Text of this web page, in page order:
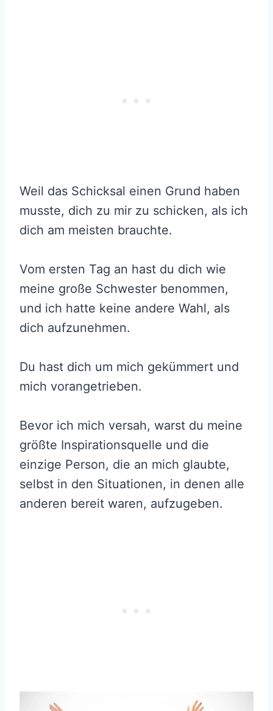
Weil das Schicksal einen Grund haben
musste, dich zu mir zu schicken, als ich
dich am meisten brauchte.
Vom ersten Tag an hast du dich wie
meine große Schwester benommen,
und ich hatte keine andere Wahl, als
dich aufzunehmen.
Du hast dich um mich gekümmert und
mich vorangetrieben.
Bevor ich mich versah, warst du meine
größte Inspirationsquelle und die
einzige Person, die an mich glaubte,
selbst in den Situationen, in denen alle
anderen bereit waren, aufzugeben.